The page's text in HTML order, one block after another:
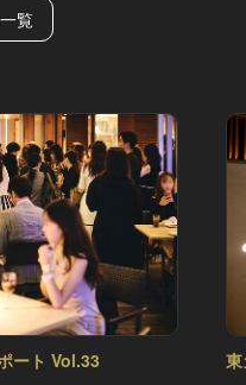
覧
ート Vol.33